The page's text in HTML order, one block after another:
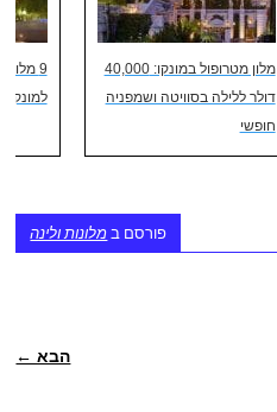
מלון מטרופול במונקו: 40,000
דולר ללילה בסוויטה ושמפניה
חופשי
9
למונקו
פורסם במלונות ולינה
הבא ←